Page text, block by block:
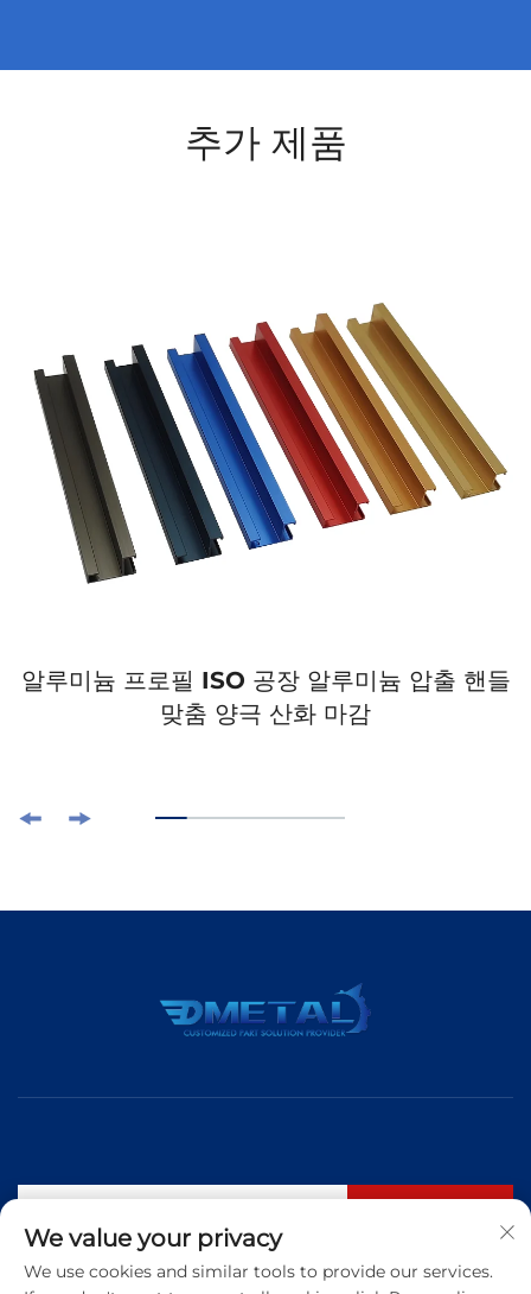
추가 제품
알루미늄 프로필 ISO 공장 알루미늄 압출 핸들
맞춤 양극 산화 마감
We value your privacy
We use cookies and similar tools to provide our services.